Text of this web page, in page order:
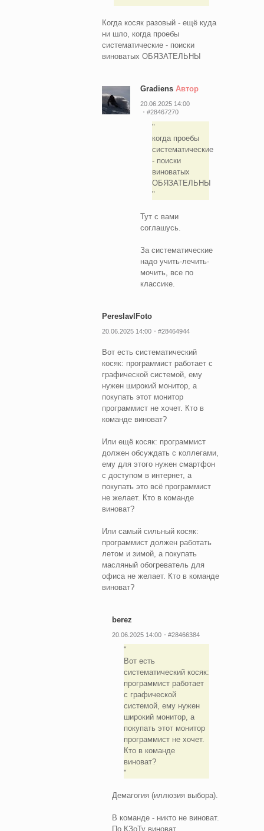
Когда косяк разовый - ещё куда
ни шло, когда проебы
систематические - поиски
виноватых ОБЯЗАТЕЛЬНЫ
Gradiens Автор
20.06.2025 14:00
#28467270
когда проебы
систематические
- поиски
виноватых
ОБЯЗАТЕЛЬНЫ
Тут с вами
соглашусь.
За систематические
надо учить-лечить-
мочить, все по
классике.
PereslavlFoto
20.06.2025 14:00 #28464944
Вот есть систематический
косяк: программист работает с
графической системой, ему
нужен широкий монитор, а
покупать этот монитор
программист не хочет. Кто в
команде виноват?
Или ещё косяк: программист
должен обсуждать с коллегами,
ему для этого нужен смартфон
с доступом в интернет, а
покупать это всё программист
не желает. Кто в команде
виноват?
Или самый сильный косяк:
программист должен работать
летом и зимой, а покупать
масляный обогреватель для
офиса не желает. Кто в команде
виноват?
berez
20.06.2025 14:00 #28466384
Вот есть
систематический косяк:
программист работает
с графической
системой, ему нужен
широкий монитор, а
покупать этот монитор
программист не хочет.
Кто в команде
виноват?
Демагогия (иллюзия выбора).
В команде - никто не виноват.
По КЗоТу виноват